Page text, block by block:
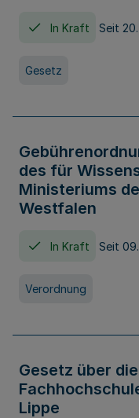
In Kraft Seit
Gesetz
des für
Ministeriums
Westfalen
In Kraft Seit
Verordnung
Gesetz über
Lippe